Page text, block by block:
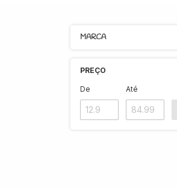
MARCA
PREÇO
De Até